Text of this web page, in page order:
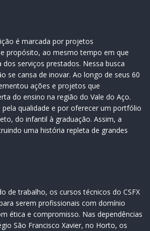
é marcada por projetos
propósito, ao mesmo tempo em que
dos serviços prestados. Nessa busca
se cansa de inovar. Ao longo de seus 60
ações e projetos que
do ensino na região do Vale do Aço.
qualidade e por oferecer um portfólio
do infantil à graduação. Assim, a
uma história repleta de grandes
de trabalho, os cursos técnicos do CSFX
serem profissionais com domínio
ética e compromisso. Nas dependências
São Francisco Xavier, no Horto, os